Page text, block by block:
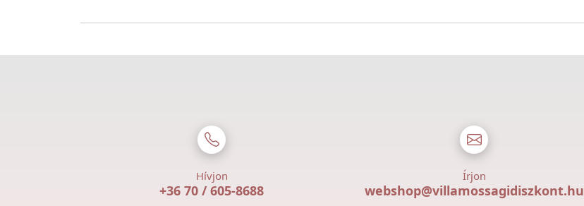
Hívjon
+36 70 / 605-8688
Írjon
webshop@villamossagidiszkont.hu